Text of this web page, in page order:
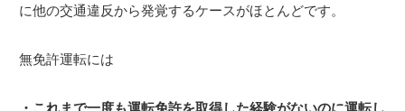
に他の交通違反から発覚するケースがほとんどです。
無免許運転には
・これまで一度も運転免許を取得した経験がないのに運転し